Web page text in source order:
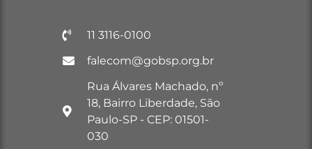
11 3116-0100
falecom@gobsp.org.br
Rua Álvares Machado, nº
18, Bairro Liberdade, São
Paulo-SP - CEP: 01501-
030